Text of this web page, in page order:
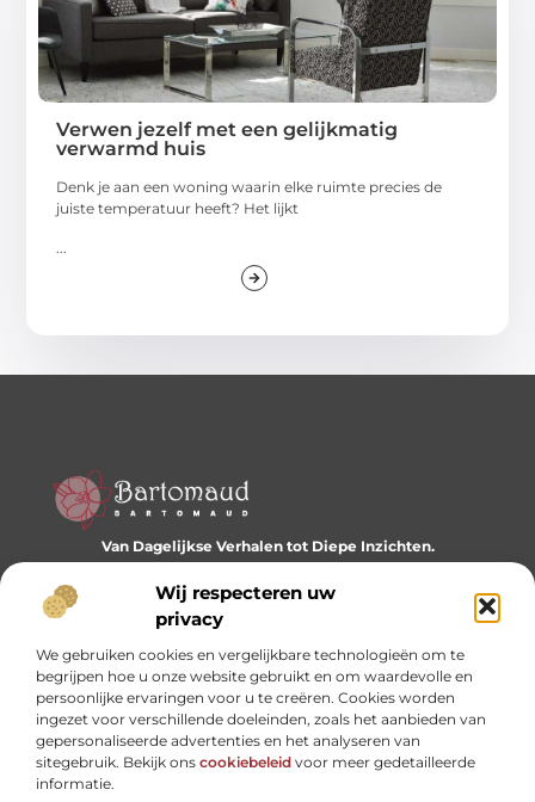
Wij respecteren uw
privacy
We gebruiken cookies en vergelijkbare technologieën om te
begrijpen hoe u onze website gebruikt en om waardevolle en
persoonlijke ervaringen voor u te creëren. Cookies worden
ingezet voor verschillende doeleinden, zoals het aanbieden van
gepersonaliseerde advertenties en het analyseren van
sitegebruik. Bekijk ons cookiebeleid voor meer gedetailleerde
informatie.
Verwen jezelf met een gelijkmatig
verwarmd huis
Denk je aan een woning waarin elke ruimte precies de
juiste temperatuur heeft? Het lijkt
Van Dagelijkse Verhalen tot Diepe Inzichten.
Ontdek een wereld vol diverse blogs en artikelen die je
dagelijks inspireren en nieuwe perspectieven bieden.
Onze informatie